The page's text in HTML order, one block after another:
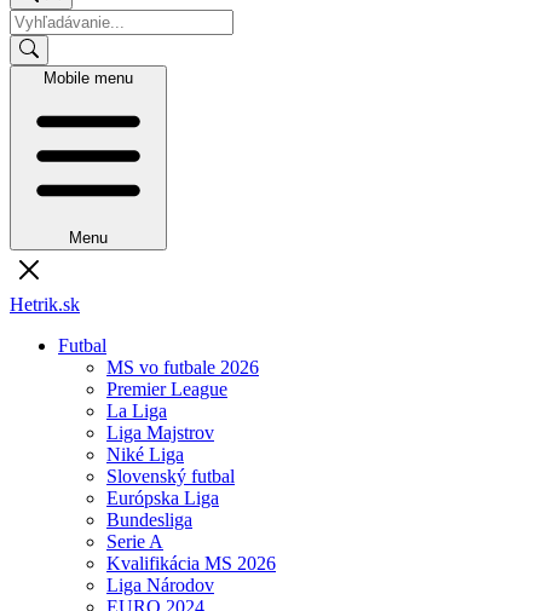
Mobile menu
Menu
Hetrik.sk
Futbal
MS vo futbale 2026
Premier League
La Liga
Liga Majstrov
Niké Liga
Slovenský futbal
Európska Liga
Bundesliga
Serie A
Kvalifikácia MS 2026
Liga Národov
EURO 2024